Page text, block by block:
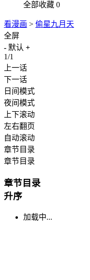
全部收藏 0
看漫画 > 偷星九月天
全屏
- 默认 +
1/1
上一话
下一话
日间模式
夜间模式
上下滚动
左右翻页
自动滚动
章节目录
章节目录
章节目录
升序
加载中...